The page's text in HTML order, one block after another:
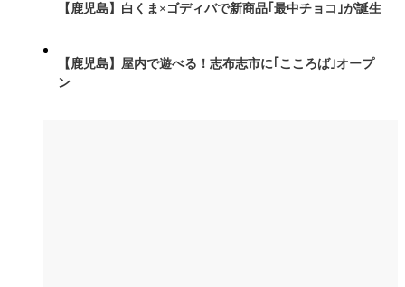
【鹿児島】白くま×ゴディバで新商品｢最中チョコ｣が誕生
【鹿児島】屋内で遊べる！志布志市に｢こころば｣オープ
ン